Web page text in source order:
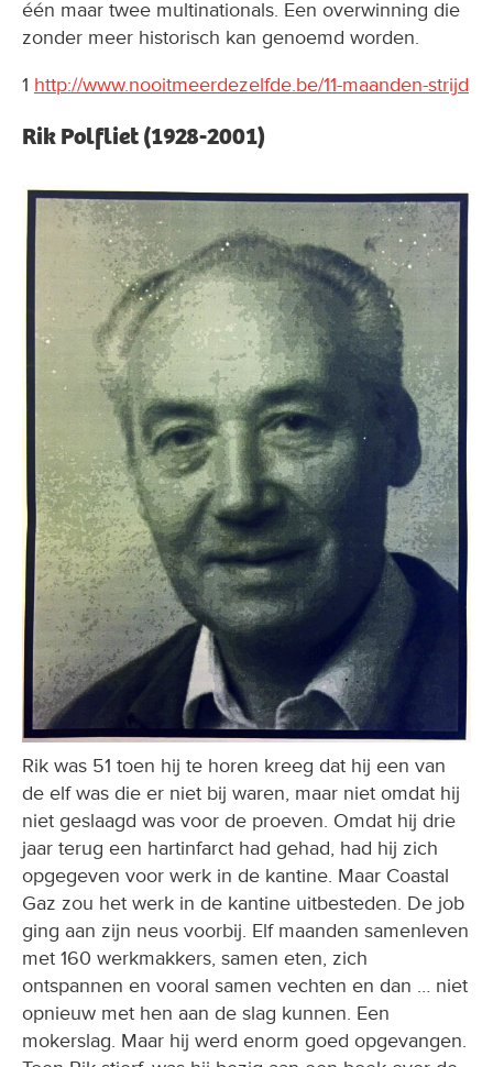
1http://www.nooitmeerdezelfde.be/11-maanden-strijd
Rik Polfliet (1928-2001)
Rik was 51 toen hij te horen kreeg dat hij een van
niet geslaagd was voor de proeven. Omdat hij drie
jaar terug een hartinfarct had gehad, had hij zich
opgegeven voor werk in de kantine. Maar Coastal
Gaz zou het werk in de kantine uitbesteden. De job
ging aan zijn neus voorbij. Elf maanden samenleven
met 160 werkmakkers, samen eten, zich
ontspannen en vooral samen vechten en dan … niet
opnieuw met hen aan de slag kunnen. Een
mokerslag. Maar hij werd enorm goed opgevangen.
Toen Rik stierf, was hij bezig aan een boek over de
bezetting. In de nota’s voor dat boek lezen we dat